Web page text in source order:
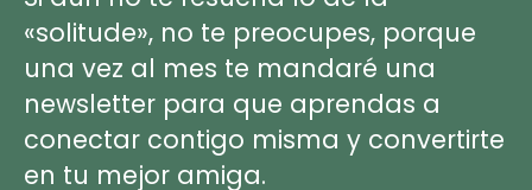
«solitude», no te preocupes, porque
una vez al mes te mandaré una
newsletter para que aprendas a
conectar contigo misma y convertirte
en tu mejor amiga.